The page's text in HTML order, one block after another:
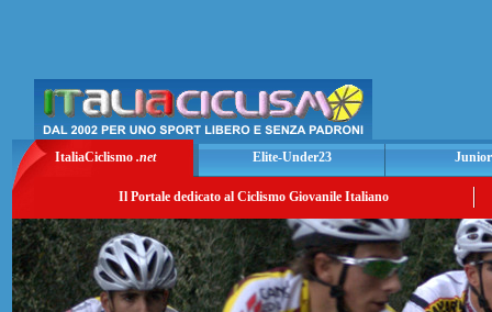
ItaliaCiclismo .net Elite-Under23
Il Portale dedicato al Ciclismo Giovanile Italiano